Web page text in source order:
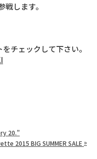
します。
チェックして下さい。
20.”
2015 BIG SUMMER SALE »